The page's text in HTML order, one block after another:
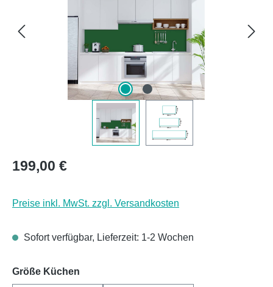
Regulärer Preis:
199,00 €
Preise inkl. MwSt. zzgl. Versandkosten
Sofort verfügbar, Lieferzeit: 1-2 Wochen
Größe Küchen